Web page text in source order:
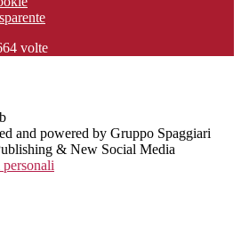
volte
and powered by Gruppo Spaggiari
& New Social Media